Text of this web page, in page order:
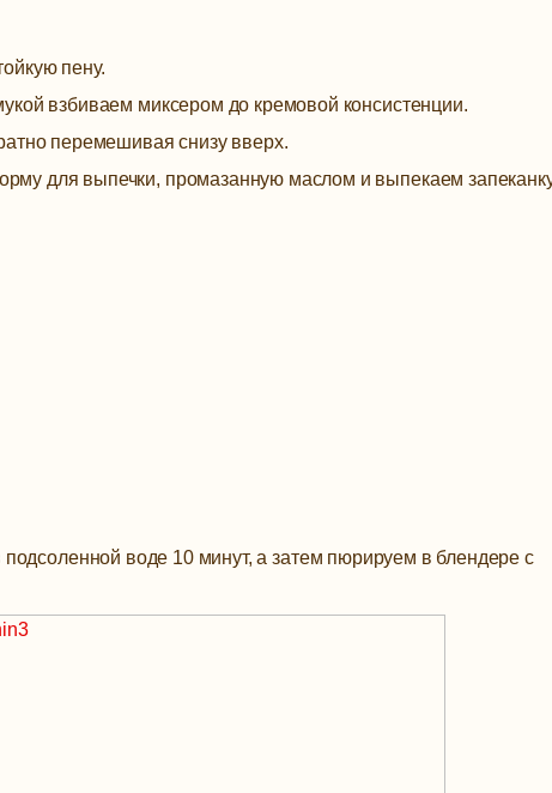
пену.
взбиваем миксером до кремовой консистенции.
перемешивая снизу вверх.
для выпечки, промазанную маслом и выпекаем
воде 10 минут, а затем пюрируем в блендере с